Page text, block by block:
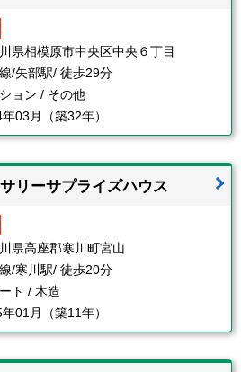
県相模原市中央区中央６丁目
/矢部駅/ 徒歩29分
ョン / その他
03月（築32年）
リーサプライズハウス
県高座郡寒川町宮山
/寒川駅/ 徒歩20分
ト / 木造
01月（築11年）